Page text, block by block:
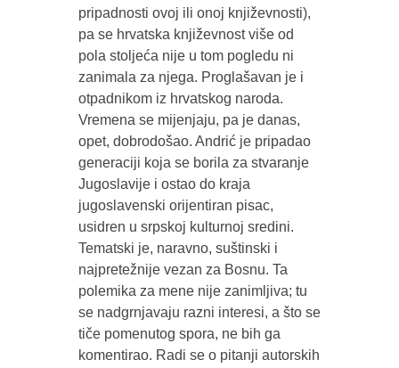
pripadnosti ovoj ili onoj književnosti),
pa se hrvatska književnost više od
pola stoljeća nije u tom pogledu ni
zanimala za njega. Proglašavan je i
otpadnikom iz hrvatskog naroda.
Vremena se mijenjaju, pa je danas,
opet, dobrodošao. Andrić je pripadao
generaciji koja se borila za stvaranje
Jugoslavije i ostao do kraja
jugoslavenski orijentiran pisac,
usidren u srpskoj kulturnoj sredini.
Tematski je, naravno, suštinski i
najpretežnije vezan za Bosnu. Ta
polemika za mene nije zanimljiva; tu
se nadgrnjavaju razni interesi, a što se
tiče pomenutog spora, ne bih ga
komentirao. Radi se o pitanji autorskih